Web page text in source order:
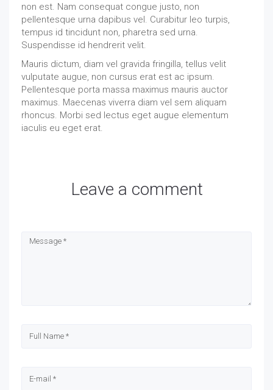
non est. Nam consequat congue justo, non
pellentesque urna dapibus vel. Curabitur leo turpis,
tempus id tincidunt non, pharetra sed urna.
Suspendisse id hendrerit velit.
Mauris dictum, diam vel gravida fringilla, tellus velit
vulputate augue, non cursus erat est ac ipsum.
Pellentesque porta massa maximus mauris auctor
maximus. Maecenas viverra diam vel sem aliquam
rhoncus. Morbi sed lectus eget augue elementum
iaculis eu eget erat.
Leave a comment